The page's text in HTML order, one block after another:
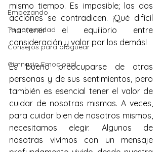
Empezando
Tu comunidad
Consejos para bloguear
Gimnasio Emocional
mismo tiempo. Es imposible; las dos
acciones se contradicen. ¡Qué difícil
mantener el equilibrio entre
consideración y valor por los demás!
Es bueno preocuparse de otras
personas y de sus sentimientos, pero
también es esencial tener el valor de
cuidar de nosotras mismas. A veces,
para cuidar bien de nosotros mismos,
necesitamos elegir. Algunos de
nosotras vivimos con un mensaje